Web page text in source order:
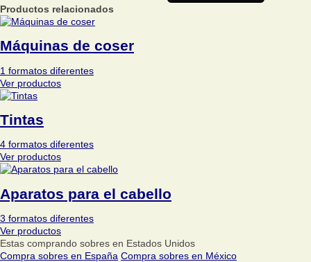
Productos relacionados
Máquinas de coser
1 formatos diferentes
Ver productos
Tintas
4 formatos diferentes
Ver productos
Aparatos para el cabello
3 formatos diferentes
Ver productos
Estas comprando sobres en Estados Unidos
Compra sobres en España Compra sobres en México